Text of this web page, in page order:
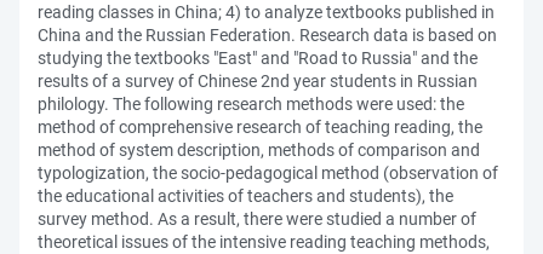
reading classes in China; 4) to analyze textbooks published in
China and the Russian Federation. Research data is based on
studying the textbooks "East" and "Road to Russia" and the
results of a survey of Chinese 2nd year students in Russian
philology. The following research methods were used: the
method of comprehensive research of teaching reading, the
method of system description, methods of comparison and
typologization, the socio-pedagogical method (observation of
the educational activities of teachers and students), the
survey method. As a result, there were studied a number of
theoretical issues of the intensive reading teaching methods,